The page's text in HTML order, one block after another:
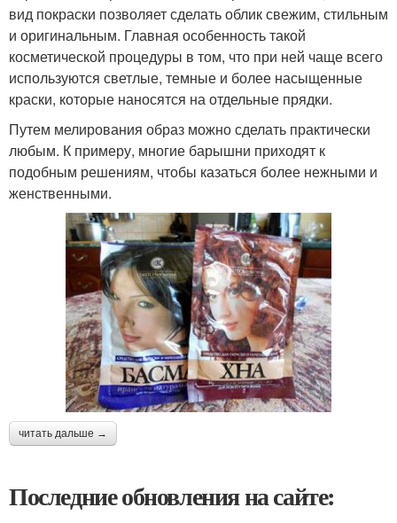
вид покраски позволяет сделать облик свежим, стильным
и оригинальным. Главная особенность такой
косметической процедуры в том, что при ней чаще всего
используются светлые, темные и более насыщенные
краски, которые наносятся на отдельные прядки.
Путем мелирования образ можно сделать практически
любым. К примеру, многие барышни приходят к
подобным решениям, чтобы казаться более нежными и
женственными.
читать дальше →
Последние обновления на сайте: